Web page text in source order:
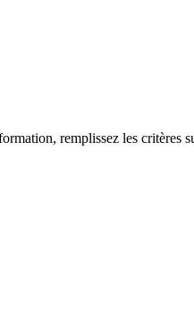
remplissez les critères